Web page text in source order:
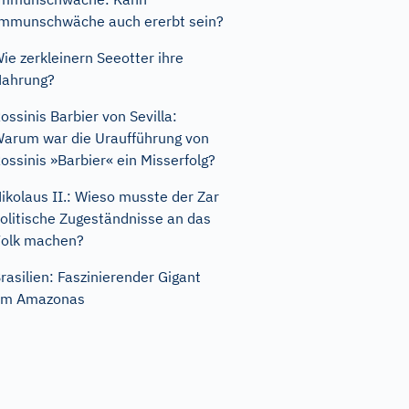
auch ererbt sein?
zerkleinern Seeotter ihre
Barbier von Sevilla:
war die Uraufführung von
»Barbier« ein Misserfolg?
II.: Wieso musste der Zar
Zugeständnisse an das
machen?
Faszinierender Gigant
Amazonas